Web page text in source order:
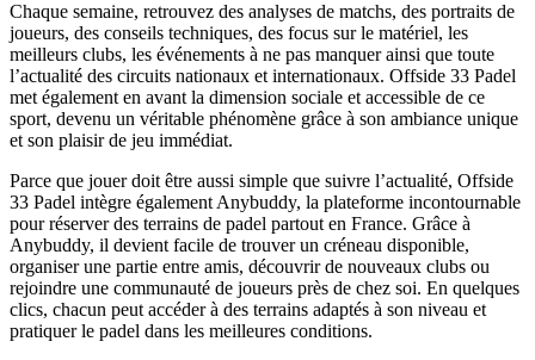
Chaque semaine, retrouvez des analyses de matchs, des portraits de
joueurs, des conseils techniques, des focus sur le matériel, les
meilleurs clubs, les événements à ne pas manquer ainsi que toute
l’actualité des circuits nationaux et internationaux. Offside 33 Padel
met également en avant la dimension sociale et accessible de ce
sport, devenu un véritable phénomène grâce à son ambiance unique
et son plaisir de jeu immédiat.
Parce que jouer doit être aussi simple que suivre l’actualité, Offside
33 Padel intègre également Anybuddy, la plateforme incontournable
pour réserver des terrains de padel partout en France. Grâce à
Anybuddy, il devient facile de trouver un créneau disponible,
organiser une partie entre amis, découvrir de nouveaux clubs ou
rejoindre une communauté de joueurs près de chez soi. En quelques
clics, chacun peut accéder à des terrains adaptés à son niveau et
pratiquer le padel dans les meilleures conditions.